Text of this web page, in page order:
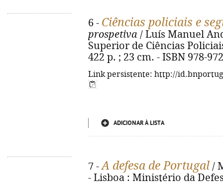
6 - Ciências policiais e
prospetiva / Luís Manuel
Superior de Ciências
422 p. ; 23 cm. - ISBN 978-
Link persistente: http://
ADICIONAR À LISTA
7 -A defesa de Portugal /
- Lisboa : Ministério da